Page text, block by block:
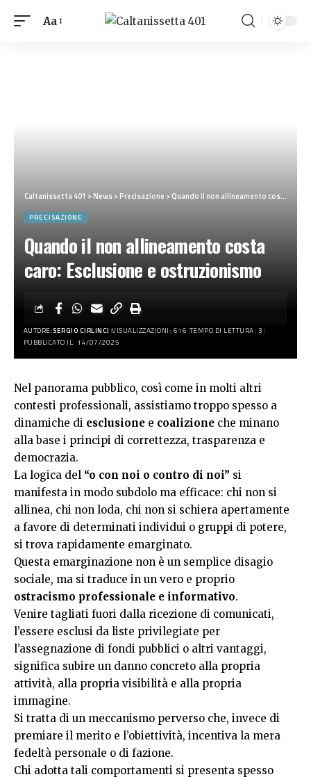
Aa
Caltanissetta 401 >News>Precisazione >Quando il non allineamento costa caro: Esclusione e ostruzionismo
PRECISAZIONE
Quando il non allineamento costa
caro: Esclusione e ostruzionismo
AUTORE:SERGIO CIRLINCI VISUALIZZAZIONI: 616 TEMPO DI LETTURA: 3
PUBBLICATO IL: 14/07/2025
Nel panorama pubblico, così come in molti altri
contesti professionali, assistiamo troppo spesso a
dinamiche di esclusione e coalizione che minano
alla base i principi di correttezza, trasparenza e
democrazia.
La logica del “o con noi o contro di noi” si
manifesta in modo subdolo ma efficace: chi non si
allinea, chi non loda, chi non si schiera apertamente
a favore di determinati individui o gruppi di potere,
si trova rapidamente emarginato.
Questa emarginazione non è un semplice disagio
sociale, ma si traduce in un vero e proprio
ostracismo professionale e informativo.
Venire tagliati fuori dalla ricezione di comunicati,
l’essere esclusi da liste privilegiate per
l’assegnazione di fondi pubblici o altri vantaggi,
significa subire un danno concreto alla propria
attività, alla propria visibilità e alla propria
immagine.
Si tratta di un meccanismo perverso che, invece di
premiare il merito e l’obiettività, incentiva la mera
fedeltà personale o di fazione.
Chi adotta tali comportamenti si presenta spesso